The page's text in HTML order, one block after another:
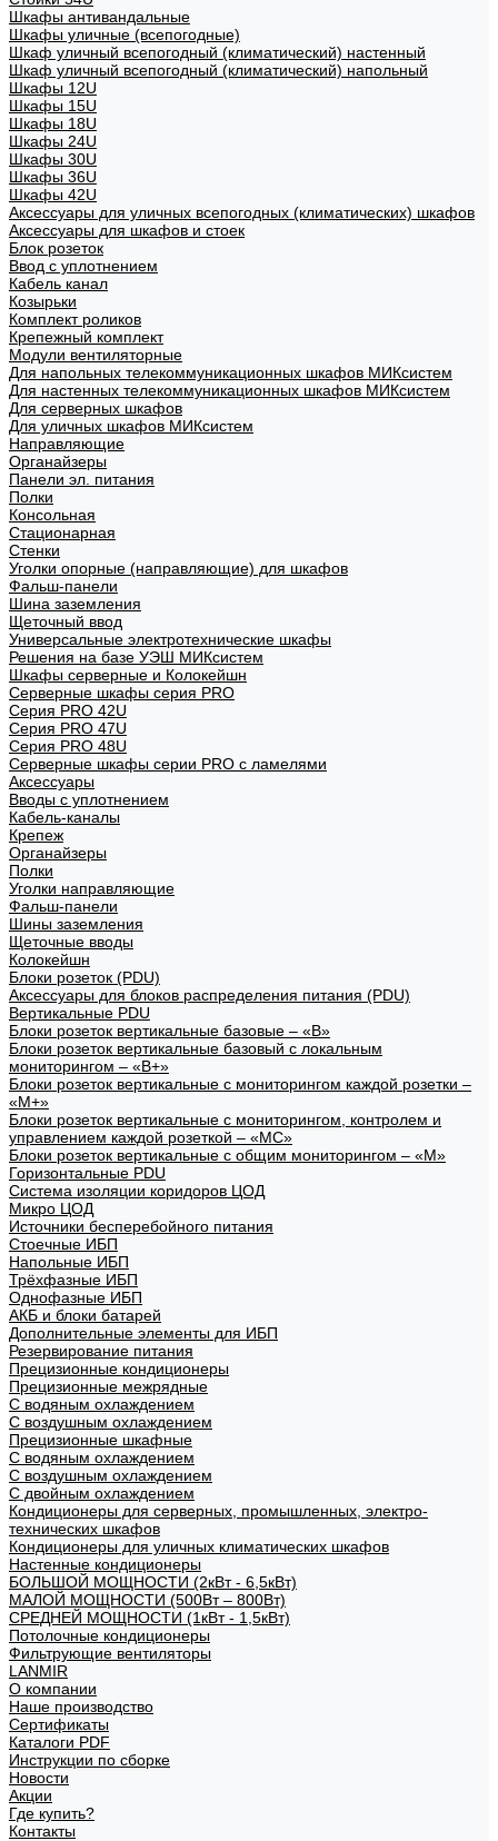
Шкафы антивандальные
Шкафы уличные (всепогодные)
Шкаф уличный всепогодный (климатический) настенный
Шкаф уличный всепогодный (климатический) напольный
Шкафы 12U
Шкафы 15U
Шкафы 18U
Шкафы 24U
Шкафы 30U
Шкафы 36U
Шкафы 42U
Аксессуары для уличных всепогодных (климатических) шкафов
Аксессуары для шкафов и стоек
Блок розеток
Ввод с уплотнением
Кабель канал
Козырьки
Комплект роликов
Крепежный комплект
Модули вентиляторные
Для напольных телекоммуникационных шкафов МИКсистем
Для настенных телекоммуникационных шкафов МИКсистем
Для серверных шкафов
Для уличных шкафов МИКсистем
Направляющие
Органайзеры
Панели эл. питания
Полки
Консольная
Стационарная
Стенки
Уголки опорные (направляющие) для шкафов
Фальш-панели
Шина заземления
Щеточный ввод
Универсальные электротехнические шкафы
Решения на базе УЭШ МИКсистем
Шкафы серверные и Колокейшн
Серверные шкафы серия PRO
Серия PRO 42U
Серия PRO 47U
Серия PRO 48U
Серверные шкафы серии PRO с ламелями
Аксессуары
Вводы с уплотнением
Кабель-каналы
Крепеж
Органайзеры
Полки
Уголки направляющие
Фальш-панели
Шины заземления
Щеточные вводы
Колокейшн
Блоки розеток (PDU)
Аксессуары для блоков распределения питания (PDU)
Вертикальные PDU
Блоки розеток вертикальные базовые – «В»
Блоки розеток вертикальные базовый с локальным
мониторингом – «В+»
Блоки розеток вертикальные с мониторингом каждой розетки –
«М+»
Блоки розеток вертикальные с мониторингом, контролем и
управлением каждой розеткой – «МС»
Блоки розеток вертикальные с общим мониторингом – «М»
Горизонтальные PDU
Система изоляции коридоров ЦОД
Микро ЦОД
Источники бесперебойного питания
Стоечные ИБП
Напольные ИБП
Трёхфазные ИБП
Однофазные ИБП
АКБ и блоки батарей
Дополнительные элементы для ИБП
Резервирование питания
Прецизионные кондиционеры
Прецизионные межрядные
С водяным охлаждением
С воздушным охлаждением
Прецизионные шкафные
С водяным охлаждением
С воздушным охлаждением
С двойным охлаждением
Кондиционеры для серверных, промышленных, электро-
технических шкафов
Кондиционеры для уличных климатических шкафов
Настенные кондиционеры
БОЛЬШОЙ МОЩНОСТИ (2кВт - 6,5кВт)
МАЛОЙ МОЩНОСТИ (500Вт – 800Вт)
СРЕДНЕЙ МОЩНОСТИ (1кВт - 1,5кВт)
Потолочные кондиционеры
Фильтрующие вентиляторы
LANMIR
О компании
Наше производство
Сертификаты
Каталоги PDF
Инструкции по сборке
Новости
Акции
Где купить?
Контакты